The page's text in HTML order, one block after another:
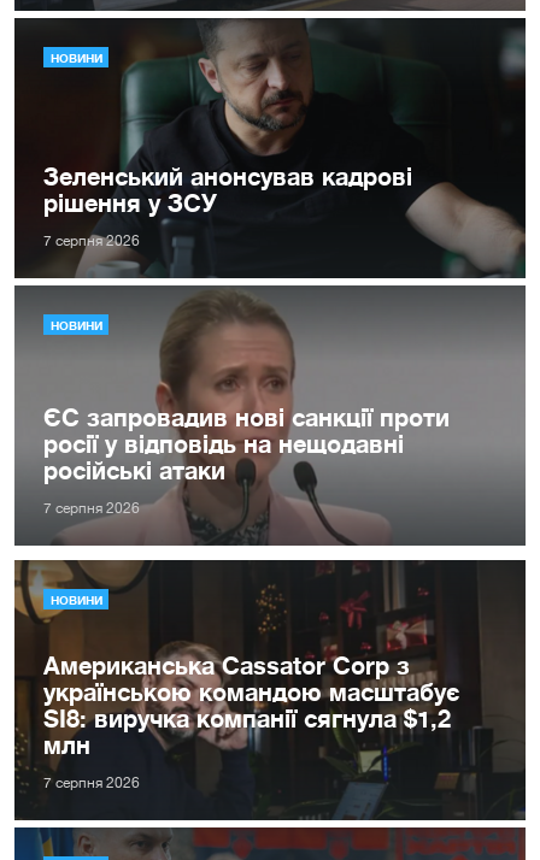
НОВИНИ
Зеленський анонсував кадрові
рішення у ЗСУ
7 серпня 2026
НОВИНИ
ЄС запровадив нові санкції проти
росії у відповідь на нещодавні
російські атаки
7 серпня 2026
НОВИНИ
Американська Cassator Corp з
українською командою масштабує
SI8: виручка компанії сягнула $1,2
млн
7 серпня 2026